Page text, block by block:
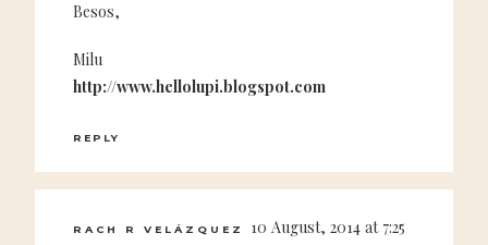
Besos,
Milu
http://www.hellolupi.blogspot.com
REPLY
RACH R VELÁZQUEZ
10 August, 2014 at 7:25